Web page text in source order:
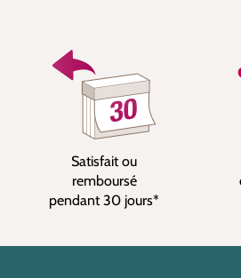
Satisfait ou
remboursé
pendant 30 jours*